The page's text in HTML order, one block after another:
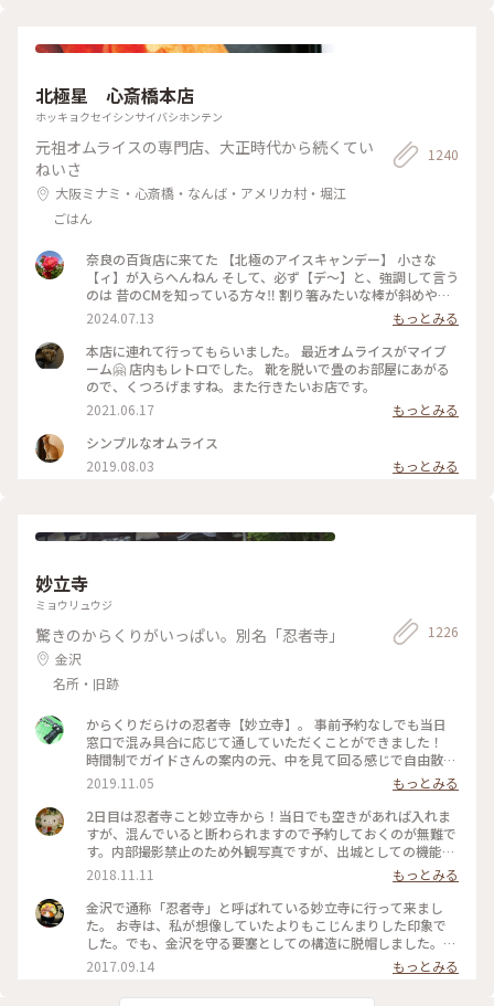
現代アート
北極星 心斎橋本店
ホッキョクセイシンサイバシホンテン
元祖オムライスの専門店、大正時代から続くてい
ねいさ
大阪ミナミ・心斎橋・なんば・アメリカ村・堀江
ごはん
1240
奈良の百貨店に来てた 【北極のアイスキャンデー】 小さな
【ィ】が入らへんねん そして、必ず【デ〜】と、強調して言う
のは 昔のCMを知っている方々‼️ 割り箸みたいな棒が斜めやね
ん ※子供の頃は割り箸やと思いこんでた チョコと違うねん❗️ コ
2024.07.13
もっとみる
本店に連れて行ってもらいました。 最近オムライスがマイブ
ーム🤗 店内もレトロでした。 靴を脱いで畳のお部屋にあがる
ので、くつろげますね。また行きたいお店です。
2021.06.17
もっとみる
シンプルなオムライス
2019.08.03
もっとみる
妙立寺
ミョウリュウジ
驚きのからくりがいっぱい。別名「忍者寺」
金沢
名所・旧跡
1226
からくりだらけの忍者寺【妙立寺】。 事前予約なしでも当日
窓口で混み具合に応じて通していただくことができました！
時間制でガイドさんの案内の元、中を見て回る感じで自由散策
はできませんが様々なからくりの説明を聞くことができます。
撮影禁止の為、中の写真はありませんが外人観光客にも人気な
ようで外国語での案内資料も充実していました。女子旅で茶屋
街に立ち寄った際についでに、と行ってみたら案外面白くて！
雨の日でも楽しめるのでおススメです。 #金沢 #寺 #妙立寺 #
2019.11.05
もっとみる
2日目は忍者寺こと妙立寺から！当日でも空きがあれば入れま
すが、混んでいると断わられますので予約しておくのが無難で
す。内部撮影禁止のため外観写真ですが、出城としての機能が
凄かった…！前田家がどれほど徳川を警戒していたかよくわか
りました。 #建物 #神社仏閣 #金沢 #石川
2018.11.11
もっとみる
金沢で通称「忍者寺」と呼ばれている妙立寺に行って来まし
た。 お寺は、私が想像していたよりもこじんまりした印象で
した。でも、金沢を守る要塞としての構造に脱帽しました。
ちなみに、これはお寺の裏口にあたる場所です。人が多くて、
驚きで正面を撮影するのを忘れてしまいました(笑) 見学には予
約が必要ですが、ぜひいってみてください。 #金沢 #寺
2017.09.14 もっとみる